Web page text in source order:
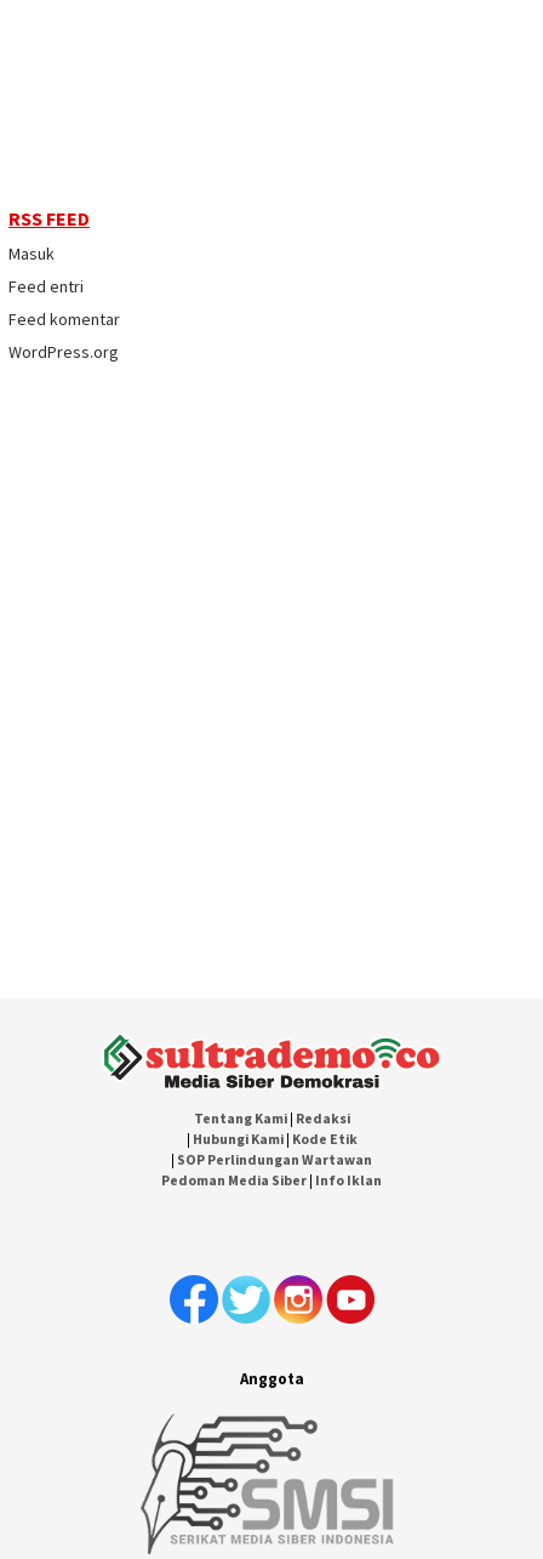
RSS FEED
Masuk
Feed entri
Feed komentar
WordPress.org
Tentang Kami| Redaksi
| Hubungi Kami| Kode Etik
| SOP Perlindungan Wartawan
Pedoman Media Siber | Info Iklan
Anggota